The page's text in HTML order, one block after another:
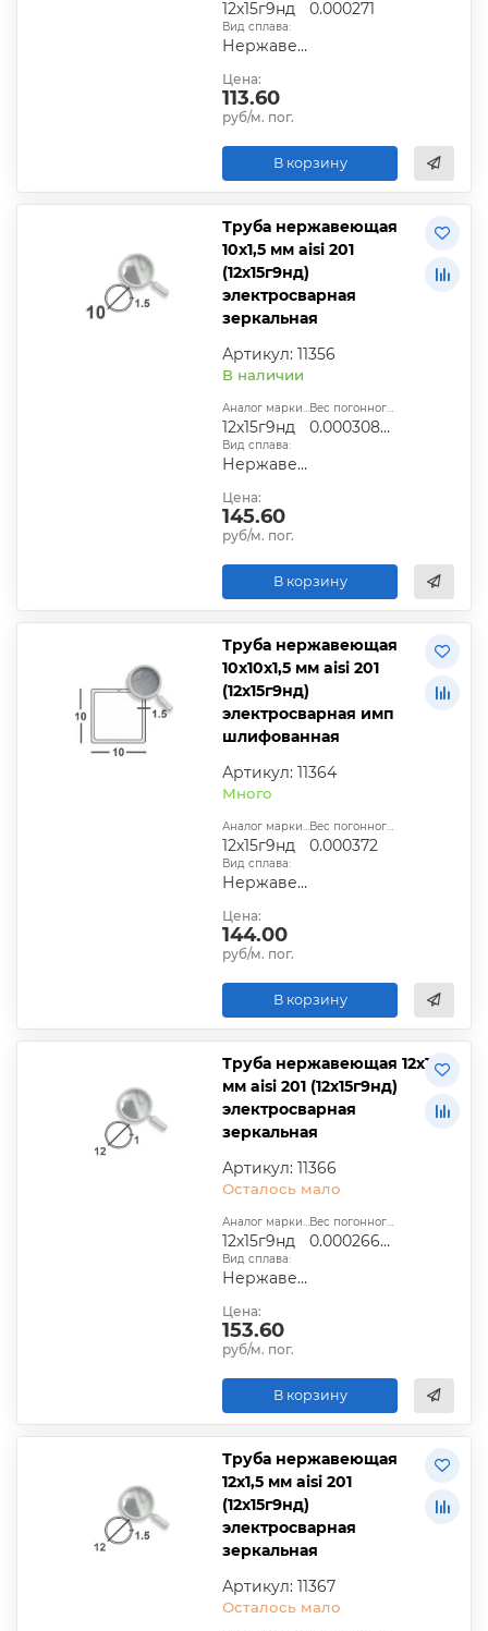
12х15г9нд 0.000271
Вид сплава:
Нержавеющая сталь
Цена:
113.60
руб/м. пог.
В корзину
Труба нержавеющая
10х1,5 мм aisi 201
(12х15г9нд)
электросварная
зеркальная
Артикул: 11356
В наличии
Аналог марки стали:
12х15г9нд
Вес погонного метра, т.:
0.0003084225
Вид сплава:
Нержавеющая сталь
Цена:
145.60
руб/м. пог.
В корзину
Труба нержавеющая
10х10х1,5 мм aisi 201
(12х15г9нд)
электросварная имп
шлифованная
Артикул: 11364
Много
Аналог марки стали:
12х15г9нд
Вес погонного метра, т.:
0.000372
Вид сплава:
Нержавеющая сталь
Цена:
144.00
руб/м. пог.
В корзину
Труба нержавеющая 12х1
мм aisi 201 (12х15г9нд)
электросварная
зеркальная
Артикул: 11366
Осталось мало
Аналог марки стали:
12х15г9нд
Вес погонного метра, т.:
0.00026609
Вид сплава:
Нержавеющая сталь
Цена:
153.60
руб/м. пог.
В корзину
Труба нержавеющая
12х1,5 мм aisi 201
(12х15г9нд)
электросварная
зеркальная
Артикул: 11367
Осталось мало